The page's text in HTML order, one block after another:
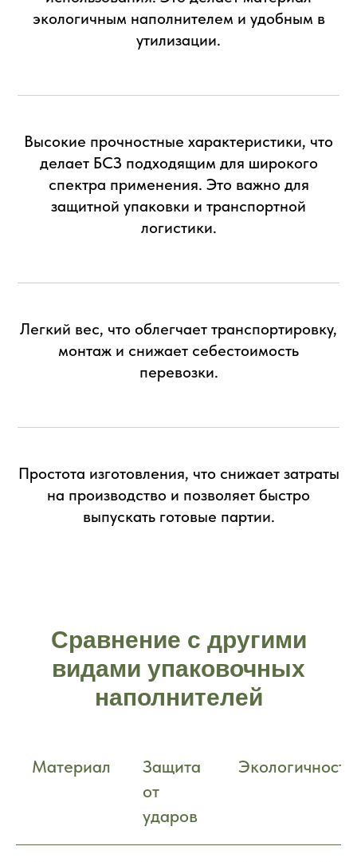
экологичным наполнителем и удобным в
утилизации.
Высокие прочностные характеристики, что
делает БСЗ подходящим для широкого
спектра применения. Это важно для
защитной упаковки и транспортной
логистики.
Легкий вес, что облегчает транспортировку,
монтаж и снижает себестоимость
перевозки.
Простота изготовления, что снижает затраты
на производство и позволяет быстро
выпускать готовые партии.
Сравнение с другими
видами упаковочных
наполнителей
Материал
Защита
от
ударов
Экологичность